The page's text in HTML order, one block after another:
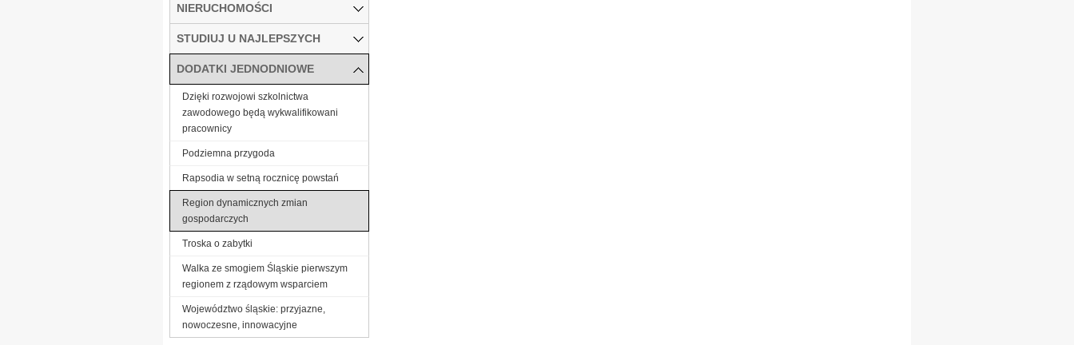
NIERUCHOMOŚCI
STUDIUJ U NAJLEPSZYCH
DODATKI JEDNODNIOWE
Dzięki rozwojowi szkolnictwa
zawodowego będą wykwalifikowani
pracownicy
Podziemna przygoda
Rapsodia w setną rocznicę powstań
Region dynamicznych zmian
gospodarczych
Troska o zabytki
Walka ze smogiem Śląskie pierwszym
regionem z rządowym wsparciem
Województwo śląskie: przyjazne,
nowoczesne, innowacyjne